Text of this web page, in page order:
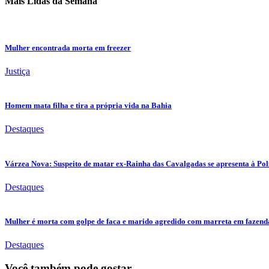
Mulher encontrada morta em freezer
Justiça
Homem mata filha e tira a própria vida na Bahia
Destaques
Várzea Nova: Suspeito de matar ex-Rainha das Cavalgadas se apresenta à
Destaques
Mulher é morta com golpe de faca e marido agredido com marreta em
Destaques